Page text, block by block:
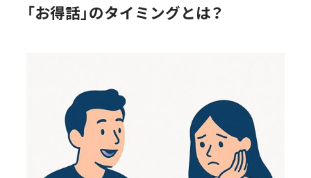
「お得話」のタイミングとは？